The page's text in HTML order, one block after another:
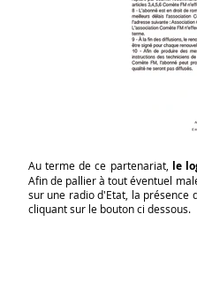
Au terme de ce partenariat, le
Afin de pallier à tout éventuel
sur une radio d'Etat, la présence
cliquant sur le bouton ci dessous.